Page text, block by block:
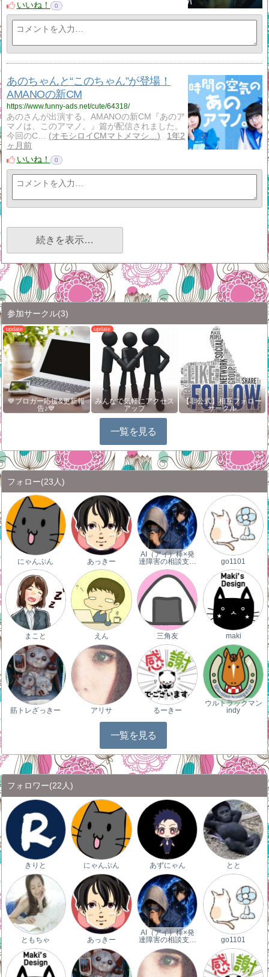
いいね！
0
あのちゃんと“このちゃん”が登場！
AMANOの新CM
https://www.funny-ads.net/cute/64318/
あのさんが出演する、AMANOの新CM『あのア
マノは、このアマノ。』篇が配信されました。
今回のC…
オモシロイCMマトメマシ…
1年2
ヶ月前
いいね！
0
続きを表示…
参加サークル(3)
💙ブロガー応援&更新報
告♪💙
みんなで気軽にアクセス
アップ
【非公式】相互フォロー
サークル
一覧を見る
フォロー(23人)
にゃんぷん あっきー
AI（アイ）棒×発
達障害の相談支…
go1101
まこと えん 三角友 maki
筋トレざっきー アリサ るーきー
ウルトラックマン
indy
一覧を見る
フォロワー(22人)
きりと にゃんぷん あずにゃん とと
ともちゃ あっきー
AI（アイ）棒×発
達障害の相談支…
go1101